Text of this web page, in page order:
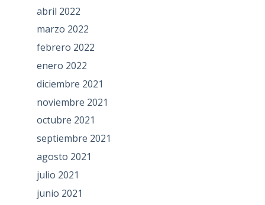
abril 2022
marzo 2022
febrero 2022
enero 2022
diciembre 2021
noviembre 2021
octubre 2021
septiembre 2021
agosto 2021
julio 2021
junio 2021